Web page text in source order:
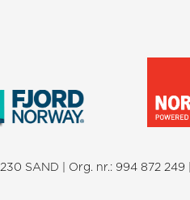
SAND | Org. nr.: 994 872 249 |